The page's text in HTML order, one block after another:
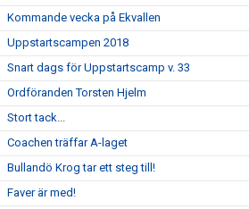
Kommande vecka på Ekvallen
Uppstartscampen 2018
Snart dags för Uppstartscamp v. 33
Ordföranden Torsten Hjelm
Stort tack...
Coachen träffar A-laget
Bullandö Krog tar ett steg till!
Faver är med!